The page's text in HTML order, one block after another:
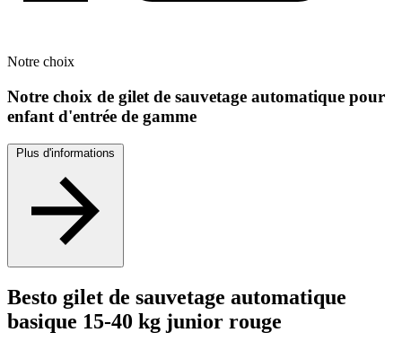
Notre choix
Notre choix de gilet de sauvetage automatique pour
enfant d'entrée de gamme
Plus d'informations
Besto gilet de sauvetage automatique
basique 15-40 kg junior rouge